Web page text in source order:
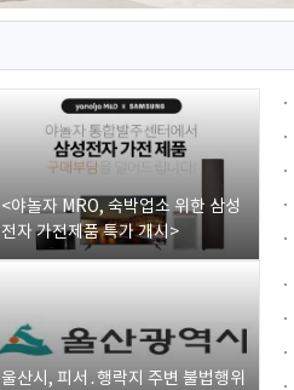
<야놀자 MRO, 숙박업소 위한 삼성
전자 가전제품 특가 개시>
울산시, 피서․행락지 주변 불법행위